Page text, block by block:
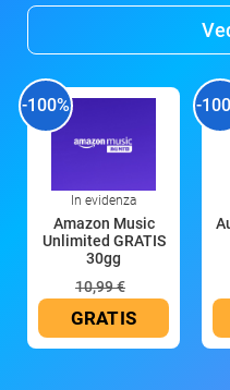
-100%
In evidenza
Amazon Music
Unlimited GRATIS
30gg
10,99 €
GRATIS
-